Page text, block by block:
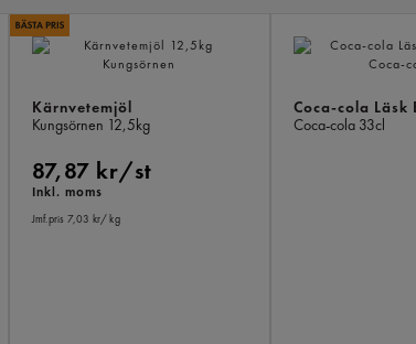
Kärnvetemjöl
Kungsörnen 12,5kg
87,87 kr/st
Inkl. moms
Jmf.pris 7,03 kr/ kg
Coca-cola Läsk
Coca-cola 33cl